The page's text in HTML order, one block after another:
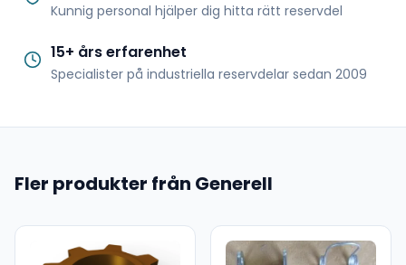
Kunnig personal hjälper dig hitta rätt reservdel
15+ års erfarenhet
Specialister på industriella reservdelar sedan 2009
Fler produkter från Generell